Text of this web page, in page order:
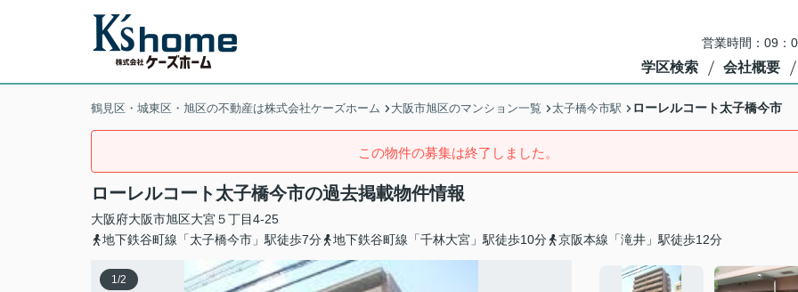
営業時間：09：
学区検索 会社概要
鶴見区・城東区・旭区の不動産は株式会社ケーズホーム 大阪市旭区のマンション一覧 太子橋今市駅 ローレルコート太子橋今市
この物件の募集は終了しました。
ローレルコート太子橋今市の過去掲載物件情報
大阪府大阪市旭区大宮５丁目4-25
地下鉄谷町線「太子橋今市」駅徒歩7分
地下鉄谷町線「千林大宮」駅徒歩10分 京阪本線「滝井」駅徒歩12分
1/2